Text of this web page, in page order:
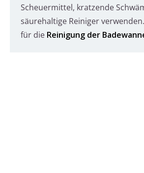
Scheuermittel, kratzende
säurehaltige Reiniger
für die Reinigung der